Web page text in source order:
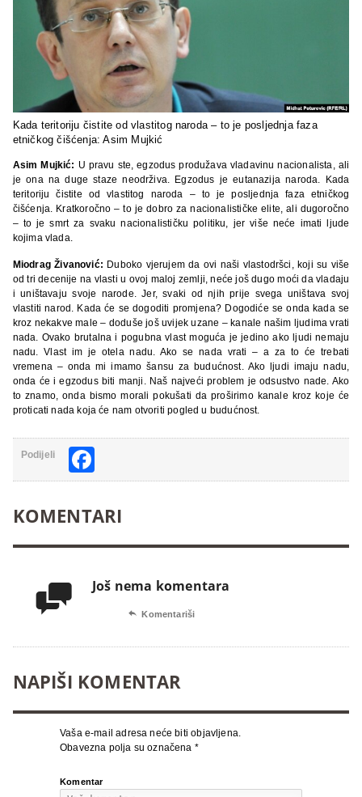
Kada teritoriju čistite od vlastitog naroda – to je posljednja faza
etničkog čišćenja: Asim Mujkić
Asim Mujkić: U pravu ste, egzodus produžava vladavinu nacionalista, ali
je ona na duge staze neodrživa. Egzodus je eutanazija naroda. Kada
teritoriju čistite od vlastitog naroda – to je posljednja faza etničkog
čišćenja. Kratkoročno – to je dobro za nacionalističke elite, ali dugoročno
– to je smrt za svaku nacionalističku politiku, jer više neće imati ljude
kojima vlada.
Miodrag Živanović: Duboko vjerujem da ovi naši vlastodršci, koji su više
od tri decenije na vlasti u ovoj maloj zemlji, neće još dugo moći da vladaju
i uništavaju svoje narode. Jer, svaki od njih prije svega uništava svoj
vlastiti narod. Kada će se dogoditi promjena? Dogodiće se onda kada se
kroz nekakve male – doduše još uvijek uzane – kanale našim ljudima vrati
nada. Ovako brutalna i pogubna vlast moguća je jedino ako ljudi nemaju
nadu. Vlast im je otela nadu. Ako se nada vrati – a za to će trebati
vremena – onda mi imamo šansu za budućnost. Ako ljudi imaju nadu,
onda će i egzodus biti manji. Naš najveći problem je odsustvo nade. Ako
to znamo, onda bismo morali pokušati da proširimo kanale kroz koje će
proticati nada koja će nam otvoriti pogled u budućnost.
Podijeli
KOMENTARI
 Još nema komentara
 Komentariši
NAPIŠI KOMENTAR
Vaša e-mail adresa neće biti objavljena.
Obavezna polja su označena *
Komentar